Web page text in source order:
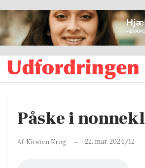
Påske i
Af Kirsten Krog 22. mar. 2024/12